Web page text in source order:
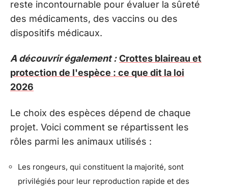
reste incontournable pour évaluer la sûreté
des médicaments, des vaccins ou des
dispositifs médicaux.
A découvrir également : Crottes blaireau et
protection de l'espèce : ce que dit la loi
2026
Le choix des espèces dépend de chaque
projet. Voici comment se répartissent les
rôles parmi les animaux utilisés :
Les rongeurs, qui constituent la majorité, sont
privilégiés pour leur reproduction rapide et des